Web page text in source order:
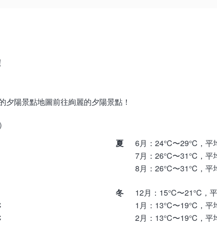
陽景點地圖前往絢麗的夕陽景點！
夏
6月：24°C〜29°C，平
7月：26°C〜31°C，平
8月：26°C〜31°C，平
冬
12月：15°C〜21°C，
1月：13°C〜19°C，平
2月：13°C〜19°C，平